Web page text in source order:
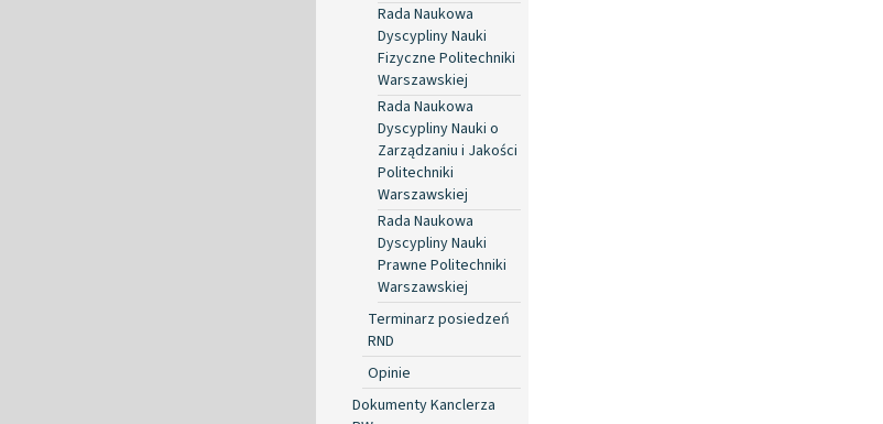
Rada Naukowa
Dyscypliny Nauki
Fizyczne Politechniki
Warszawskiej
Rada Naukowa
Dyscypliny Nauki o
Zarządzaniu i Jakości
Politechniki
Warszawskiej
Rada Naukowa
Dyscypliny Nauki
Prawne Politechniki
Warszawskiej
Terminarz posiedzeń
RND
Opinie
Dokumenty Kanclerza